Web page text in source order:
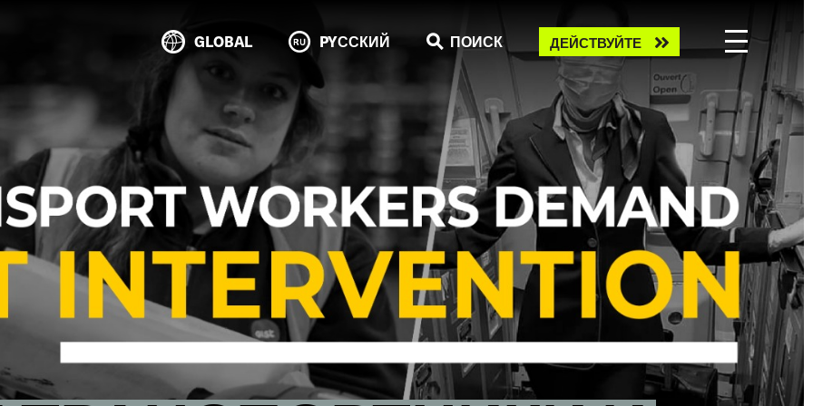
GLOBAL PYССКИЙ ПОИСК
Take
action
ДЕЙСТВУЙТЕ